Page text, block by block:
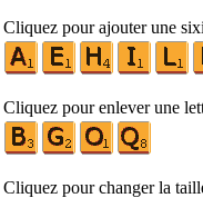
Cliquez pour ajouter une
Cliquez pour enlever une
Cliquez pour changer la